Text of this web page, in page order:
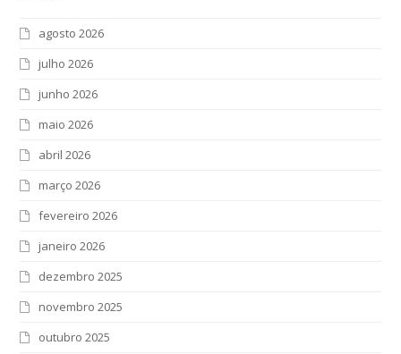
agosto 2026
julho 2026
junho 2026
maio 2026
abril 2026
março 2026
fevereiro 2026
janeiro 2026
dezembro 2025
novembro 2025
outubro 2025